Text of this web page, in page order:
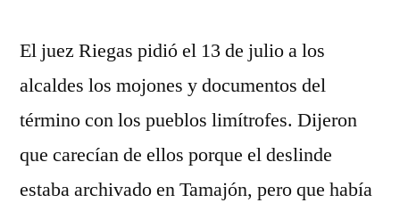
El juez Riegas pidió el 13 de julio a los
alcaldes los mojones y documentos del
término con los pueblos limítrofes. Dijeron
que carecían de ellos porque el deslinde
estaba archivado en Tamajón, pero que había